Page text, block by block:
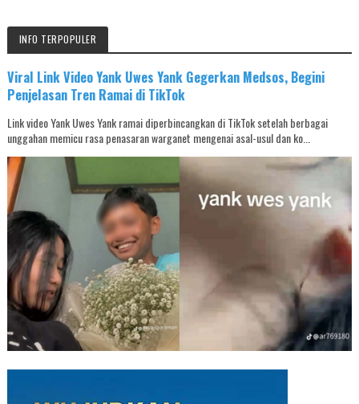
INFO TERPOPULER
Viral Link Video Yank Uwes Yank Gegerkan Medsos, Begini
Penjelasan Tren Ramai di TikTok
Link video Yank Uwes Yank ramai diperbincangkan di TikTok setelah berbagai
unggahan memicu rasa penasaran warganet mengenai asal-usul dan ko...